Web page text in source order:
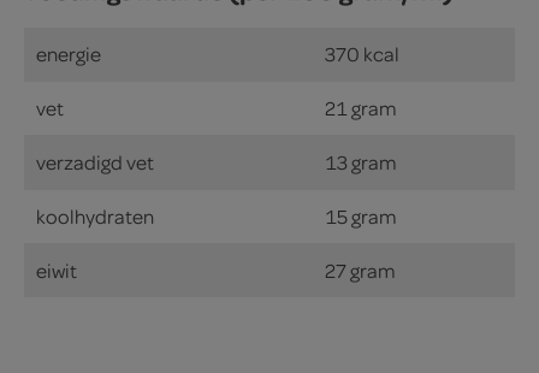
energie 370 kcal
vet 21 gram
verzadigd vet 13 gram
koolhydraten 15 gram
eiwit 27 gram